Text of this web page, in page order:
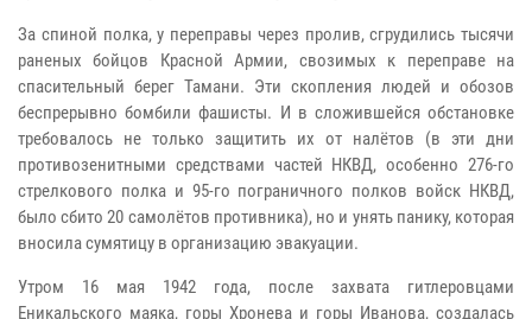
За спиной полка, у переправы через пролив, сгрудились тысячи
раненых бойцов Красной Армии, свозимых к переправе на
спасительный берег Тамани. Эти скопления людей и обозов
беспрерывно бомбили фашисты. И в сложившейся обстановке
требовалось не только защитить их от налётов (в эти дни
противозенитными средствами частей НКВД, особенно 276-го
стрелкового полка и 95-го пограничного полков войск НКВД,
было сбито 20 самолётов противника), но и унять панику, которая
вносила сумятицу в организацию эвакуации.
Утром 16 мая 1942 года, после захвата гитлеровцами
Еникальского маяка, горы Хронева и горы Иванова, создалась